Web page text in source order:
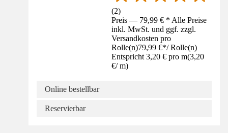
(2)
Preis — 79,99 € * Alle Preise
inkl. MwSt. und ggf. zzgl.
Versandkosten pro
Rolle(n)79,99 €*/ Rolle(n)
Entspricht 3,20 € pro m(3,20
€/ m)
Online bestellbar
Reservierbar